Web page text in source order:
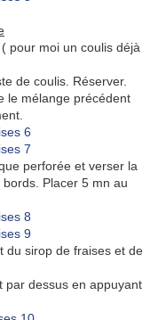
pour moi un coulis déjà
de coulis. Réserver.
le mélange précédent
perforée et verser la
Placer 5 mn au
du sirop de fraises et de
par dessus en appuyant